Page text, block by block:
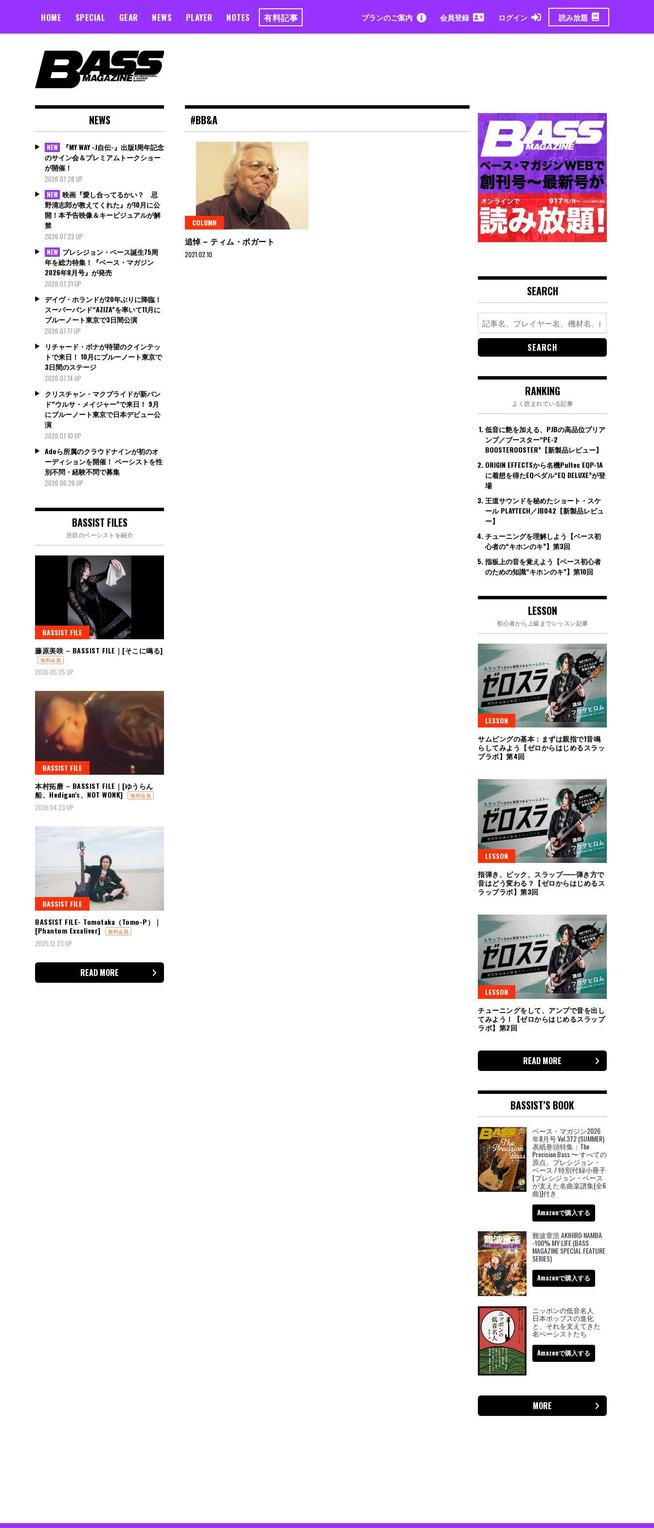
HOME SPECIAL GEAR NEWS PLAYER NOTES 有料記事 プランのご案内 会員登録 ログイン 読み放題
#BB&A
COLUMN
追悼 – ティム・ボガート
2021.02.10
NEWS
NEW
『MY WAY -J自伝-』出版1周年記念
のサイン会＆プレミアムトークショー
が開催！
2026.07.28 UP
NEW 映画『愛し合ってるかい？ 忌
野清志郎が教えてくれた』が10月に公
開！本予告映像＆キービジュアルが解
禁
2026.07.22 UP
NEW プレシジョン・ベース誕生75周
年を総力特集！『ベース・マガジン
2026年8月号』が発売
2026.07.21 UP
デイヴ・ホランドが20年ぶりに降臨！
スーパーバンド“AZIZA”を率いて11月に
ブルーノート東京で3日間公演
2026.07.17 UP
リチャード・ボナが待望のクインテッ
トで来日！ 10月にブルーノート東京で
3日間のステージ
2026.07.14 UP
クリスチャン・マクブライドが新バン
ド“ウルサ・メイジャー”で来日！ 9月
にブルーノート東京で日本デビュー公
演
2026.07.10 UP
Adoら所属のクラウドナインが初のオ
ーディションを開催！ ベーシストを性
別不問・経験不問で募集
2026.06.26 UP
BASSIST FILES
注目のベーシストを紹介
BASSIST FILE
藤原美咲 – BASSIST FILE｜[そこに鳴る]
無料会員
2026.05.25 UP
BASSIST FILE
本村拓磨 – BASSIST FILE｜[ゆうらん
船、Hedigan's、NOT WONK]
無料会員
2026.04.23 UP
BASSIST FILE
BASSIST FILE- Tomotaka（Tomo-P）｜
[Phantom Excaliver]
無料会員
2025.12.23 UP
READ MORE
SEARCH
Search
for:
RANKING
よく読まれている記事
低音に艶を加える、PJBの高品位プリア
ンプ／ブースター“PE-2
BOOSTEROOSTER”【新製品レビュー】
ORIGIN EFFECTSから名機Pultec EQP-1A
に着想を得たEQペダル“EQ DELUXE”が登
場
王道サウンドを秘めたショート・スケ
ール PLAYTECH／JB042【新製品レビュ
ー】
チューニングを理解しよう【ベース初
心者の“キホンのキ”】第3回
指板上の音を覚えよう【ベース初心者
のための知識“キホンのキ”】第10回
LESSON
初心者から上級までレッスン記事
LESSON
サムピングの基本：まずは親指で1音鳴
らしてみよう【ゼロからはじめるスラッ
プラボ】第4回
LESSON
指弾き、ピック、スラップ⸺弾き方で
音はどう変わる？【ゼロからはじめるス
ラップラボ】第3回
LESSON
チューニングをして、アンプで音を出し
てみよう！【ゼロからはじめるスラップ
ラボ】第2回
READ MORE
BASSIST’S BOOK
ベース・マガジン2026
年8月号 Vol.372 (SUMMER)
表紙巻頭特集：The
Precision Bass 〜 すべての
原点、プレシジョン・
ベース / 特別付録小冊子
[プレシジョン・ベース
が支えた名曲楽譜集(全6
曲)]付き
Amazonで購入する
難波章浩 AKIHIRO NAMBA
-100% MY LIFE (BASS
MAGAZINE SPECIAL FEATURE
SERIES)
Amazonで購入する
ニッポンの低音名人
日本ポップスの進化
と、それを支えてきた
名ベーシストたち
Amazonで購入する
MORE